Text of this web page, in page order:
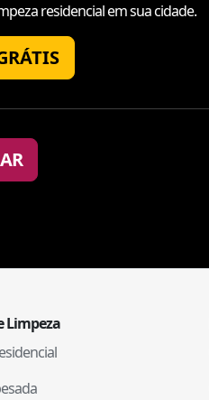
residencial em sua cidade.
Limpeza